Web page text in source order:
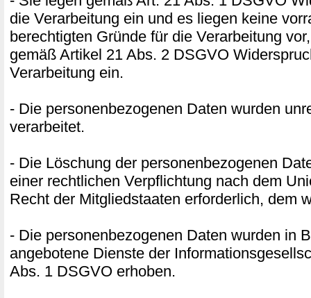
die Verarbeitung ein und es liegen keine
berechtigten Gründe für die Verarbeitung
gemäß Artikel 21 Abs. 2 DSGVO
Verarbeitung ein.
- Die personenbezogenen Daten wurden
verarbeitet.
- Die Löschung der personenbezogenen
einer rechtlichen Verpflichtung nach dem
Recht der Mitgliedstaaten erforderlich, dem
- Die personenbezogenen Daten wurden in
angebotene Dienste der
Abs. 1 DSGVO erhoben.